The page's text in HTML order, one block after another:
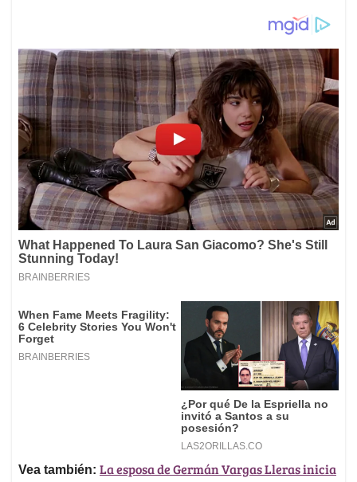
Vea también: La esposa de Germán Vargas Lleras inicia